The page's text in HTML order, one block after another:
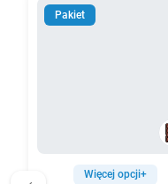
Pakiet
Więcej opcji+